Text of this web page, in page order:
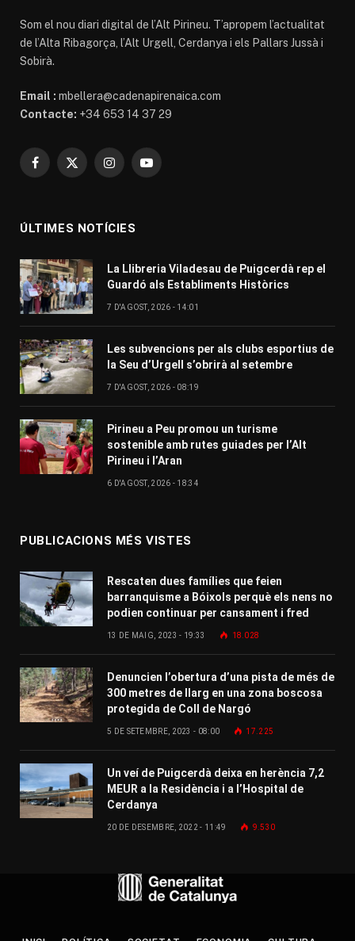
Som el nou diari digital de l’Alt Pirineu. T’apropem l’actualitat
de l’Alta Ribagorça, l’Alt Urgell, Cerdanya i els Pallars Jussà i
Sobirà.
Email : mbellera@cadenapirenaica.com
Contacte: +34 653 14 37 29
Facebook
X
InstagramYouTube
ÚLTIMES NOTÍCIES
La Llibreria Viladesau de Puigcerdà rep el
Guardó als Establiments Històrics
7 D'AGOST, 2026 - 14:01
Les subvencions per als clubs esportius de
la Seu d’Urgell s’obrirà al setembre
7 D'AGOST, 2026 - 08:19
Pirineu a Peu promou un turisme
sostenible amb rutes guiades per l’Alt
Pirineu i l’Aran
6 D'AGOST, 2026 - 18:34
PUBLICACIONS MÉS VISTES
Rescaten dues famílies que feien
barranquisme a Bóixols perquè els nens no
podien continuar per cansament i fred
13 DE MAIG, 2023 - 19:33 18.028
Denuncien l’obertura d’una pista de més de
300 metres de llarg en una zona boscosa
protegida de Coll de Nargó
5 DE SETEMBRE, 2023 - 08:00 17.225
Un veí de Puigcerdà deixa en herència 7,2
MEUR a la Residència i a l’Hospital de
Cerdanya
20 DE DESEMBRE, 2022 - 11:49 9.530